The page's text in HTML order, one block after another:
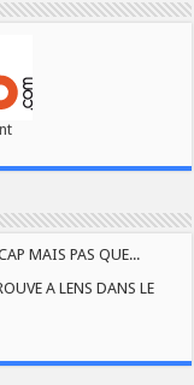
MAIS PAS QUE...
A LENS DANS LE